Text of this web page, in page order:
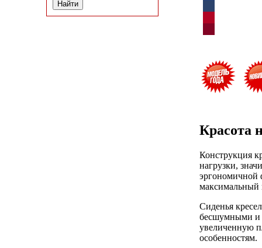
Красота
Конструкция
нагрузки,
эргономичной
максимальный
Сиденья
бесшумными и
увеличенную
особенностям.